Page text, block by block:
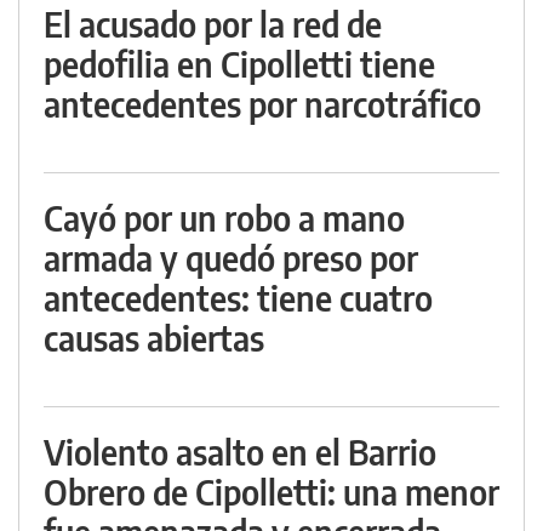
El acusado por la red de
pedofilia en Cipolletti tiene
antecedentes por narcotráfico
Cayó por un robo a mano
armada y quedó preso por
antecedentes: tiene cuatro
causas abiertas
Violento asalto en el Barrio
Obrero de Cipolletti: una menor